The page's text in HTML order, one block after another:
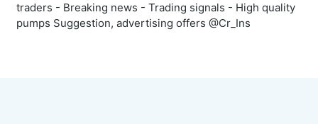
traders - Breaking news - Trading signals - High quality
pumps Suggestion, advertising offers @Cr_Ins